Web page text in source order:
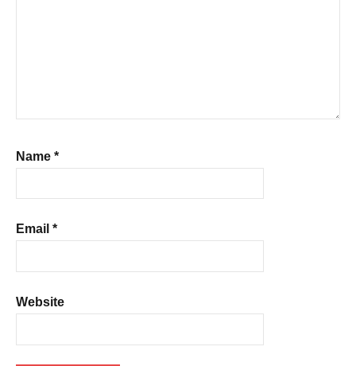
Name *
Email *
Website